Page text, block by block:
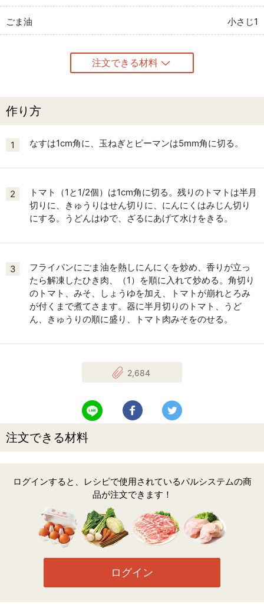
ごま油 小さじ1
注文できる材料
作り方
1 なすは1cm角に、玉ねぎとピーマンは5mm角に切る。
2
トマト（1と1/2個）は1cm角に切る。残りのトマトは半月
切りに、きゅうりはせん切りに、にんにくはみじん切り
にする。うどんはゆで、ざるにあげて水けをきる。
3
フライパンにごま油を熱しにんにくを炒め、香りが立っ
たら解凍したひき肉、（1）を順に入れて炒める。角切り
のトマト、みそ、しょうゆを加え、トマトが崩れとろみ
が付くまで煮てさます。器に半月切りのトマト、うど
ん、きゅうりの順に盛り、トマト肉みそをのせる。
2,684
LINEで送る Facebookでシェアする
注文できる材料
ログインすると、レシピで使用されているパルシステムの商
品が注文できます！
ログイン